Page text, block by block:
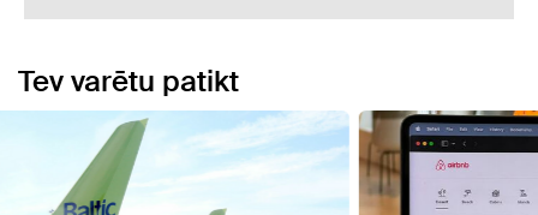
Tev varētu patikt